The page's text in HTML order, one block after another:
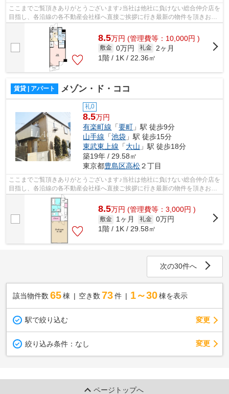
ここまでご覧頂きありがとうございます♪当社は他社に負けない総合仲介店を
目指し、各沿線の各不動産会社様へ直接ご挨拶に行き最新の物件を頂きお客
様へ提供しております！最新の情報は...
8.5万円 (管理費等：10,000円 )
敷金 0万円 礼金
2ヶ月
1階 / 1K / 22.36㎡
賃貸 | アパート メゾン・ド・ココ
礼0
8.5万円
有楽町線 「要町 」駅 徒歩9分
山手線 「池袋 」駅 徒歩15分
東武東上線 「大山 」駅 徒歩18分
築19年 / 29.58㎡
東京都豊島区高松２丁目
ここまでご覧頂きありがとうございます♪当社は他社に負けない総合仲介店を
目指し、各沿線の各不動産会社様へ直接ご挨拶に行き最新の物件を頂きお客
様へ提供しております！最新の情報は...
8.5万円 (管理費等：3,000円 )
敷金 1ヶ月 礼金 0万円
1階 / 1K / 29.58㎡
次の30件へ
該当物件数 65棟 空き数 73 件 1～30 棟を表示
駅で絞り込む 変更
絞り込み条件： なし 変更
ページトップへ